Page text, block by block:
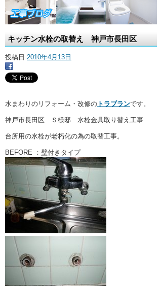
・排水が詰まったら
・水栓金具の取替え
・ここに水栓がほしい
キッチン水栓の取替え 神戸市長田区
投稿日 2010年4月13日
水まわりのリフォーム・改修の トラブランです。
神戸市長田区 Ｓ様邸 水栓金具取り替え工事
台所用の水栓が老朽化の為の取替工事。
BEFORE ：壁付きタイプ